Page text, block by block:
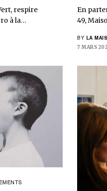
respire
à la…
En
49,
BY LA
7 MARS